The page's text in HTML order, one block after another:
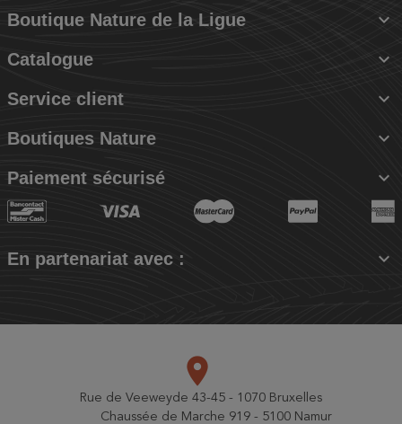
Boutique Nature de la Ligue 
Catalogue 
Service client 
Boutiques Nature 
Paiement sécurisé 
En partenariat avec : 
place
Rue de Veeweyde 43-45 - 1070 Bruxelles
Chaussée de Marche 919 - 5100 Namur